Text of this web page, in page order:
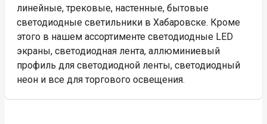
линейные, трековые, настенные, бытовые
светодиодные светильники в Хабаровске. Кроме
этого в нашем ассортименте светодиодные LED
экраны, светодиодная лента, аллюминиевый
профиль для светодиодной ленты, светодиодный
неон и все для торгового освещения.